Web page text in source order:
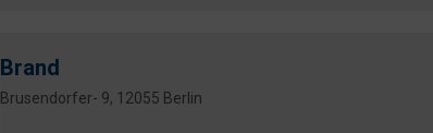
Brand
Brusendorfer- 9, 12055 Berlin